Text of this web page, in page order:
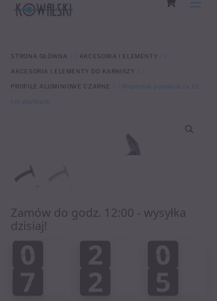
STRONA GŁÓWNA / AKCESORIA I ELEMENTY /
AKCESORIA I ELEMENTY DO KARNISZY /
PROFILE ALUMINIOWE CZARNE / Wspornik pojedynczy 10
cm alu/black
Zamów do godz. 12:00 - wysyłka
dzisiaj!
0
0
7
0
7
2
0
2
2
0
2
0
0
4
5
4
6
5